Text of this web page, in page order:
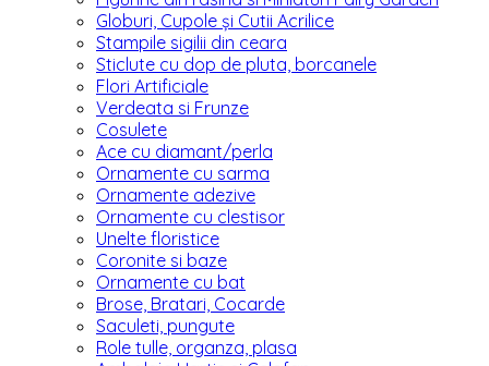
Globuri, Cupole și Cutii Acrilice
Stampile sigilii din ceara
Sticlute cu dop de pluta, borcanele
Flori Artificiale
Verdeata si Frunze
Cosulete
Ace cu diamant/perla
Ornamente cu sarma
Ornamente adezive
Ornamente cu clestisor
Unelte floristice
Coronite si baze
Ornamente cu bat
Brose, Bratari, Cocarde
Saculeti, pungute
Role tulle, organza, plasa